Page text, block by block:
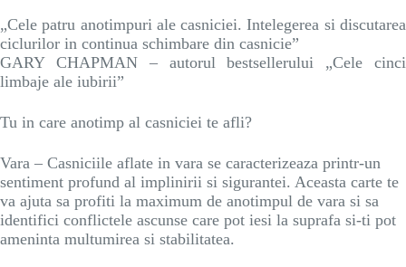
„Cele patru anotimpuri ale casniciei. Intelegerea si discutarea
ciclurilor in continua schimbare din casnicie”
GARY CHAPMAN – autorul bestsellerului „Cele cinci
limbaje ale iubirii”
Tu in care anotimp al casniciei te afli?
Vara – Casniciile aflate in vara se caracterizeaza printr-un
sentiment profund al implinirii si sigurantei. Aceasta carte te
va ajuta sa profiti la maximum de anotimpul de vara si sa
identifici conflictele ascunse care pot iesi la suprafa si-ti pot
ameninta multumirea si stabilitatea.